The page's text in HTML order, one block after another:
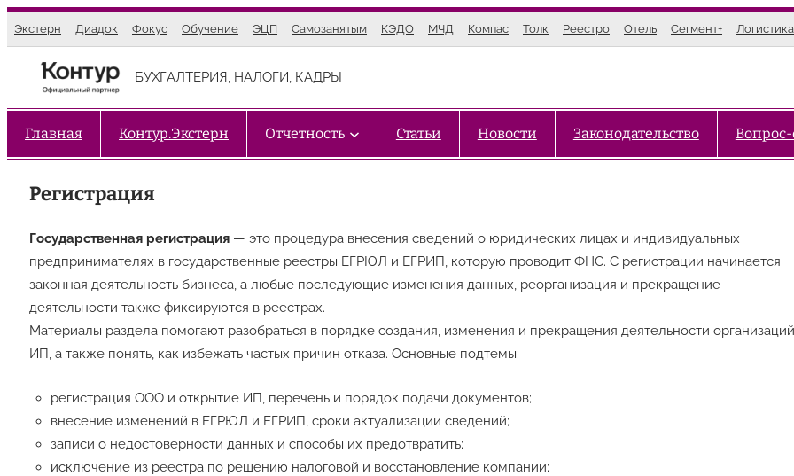
к
содержимому
Экстерн Диадок Фокус Обучение ЭЦП Самозанятым КЭДО МЧД Компас Толк Реестро Отель Сегмент+ Логистика
БУХГАЛТЕРИЯ, НАЛОГИ, КАДРЫ
Главная Контур.Экстерн Отчетность Статьи Новости Законодательство Вопрос-
Регистрация
Государственная регистрация— это процедура внесения сведений о юридических лицах и индивидуальных
предпринимателях в государственные реестры ЕГРЮЛ и ЕГРИП, которую проводит ФНС. С регистрации начинается
законная деятельность бизнеса, а любые последующие изменения данных, реорганизация и прекращение
деятельности также фиксируются в реестрах.
Материалы раздела помогают разобраться в порядке создания, изменения и прекращения деятельности
ИП, а также понять, как избежать частых причин отказа. Основные подтемы:
регистрация ООО и открытие ИП, перечень и порядок подачи документов;
внесение изменений в ЕГРЮЛ и ЕГРИП, сроки актуализации сведений;
записи о недостоверности данных и способы их предотвратить;
исключение из реестра по решению налоговой и восстановление компании;